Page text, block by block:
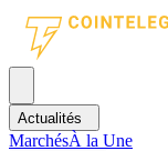
Actualités
MarchésÀ la Une